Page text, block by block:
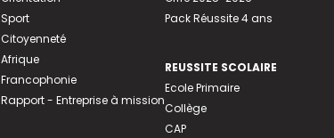
Sport
Citoyenneté
Afrique
Francophonie
Rapport - Entreprise à mission
Pack Réussite 4 ans
REUSSITE SCOLAIRE
Ecole Primaire
Collège
CAP